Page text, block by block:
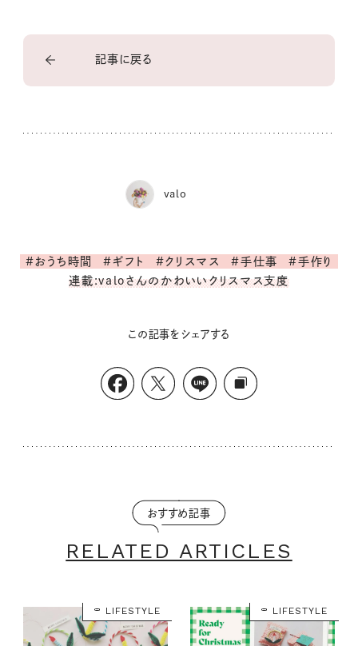
記事に戻る
valo
#おうち時間 #ギフト #クリスマス #手仕事
#手作り
連載:valoさんのかわいいクリスマス支度
この記事をシェアする
おすすめ記事
RELATED ARTICLES
LIFESTYLE LIFESTYLE